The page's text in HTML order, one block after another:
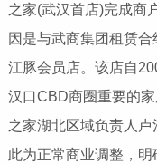
之家(武汉首店)完成商
因是与武商集团租赁
江豚会员店。该店自
汉口CBD商圈重要的
之家湖北区域负责人
此为正常商业调整，